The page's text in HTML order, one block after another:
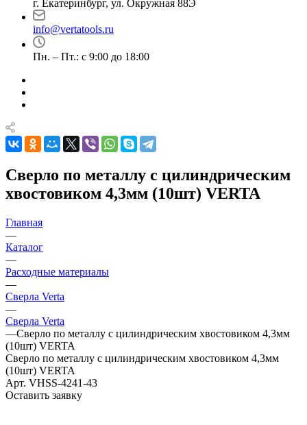
г. Екатеринбург, ул. Окружная 88Э
info@vertatools.ru
Пн. – Пт.: с 9:00 до 18:00
Сверло по металлу с цилиндрическим
хвостовиком 4,3мм (10шт) VERTA
Главная
—
Каталог
—
Расходные материалы
—
Сверла Verta
—
Сверла Verta
—Сверло по металлу с цилиндрическим хвостовиком 4,3мм
(10шт) VERTA
Сверло по металлу с цилиндрическим хвостовиком 4,3мм
(10шт) VERTA
Арт. VHSS-4241-43
Оставить заявку